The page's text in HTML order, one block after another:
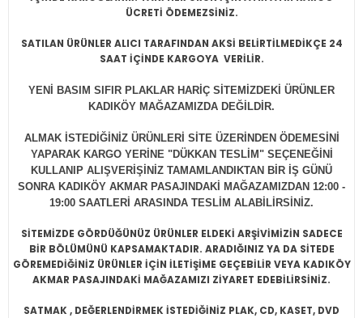
ÜCRETİ ÖDEMEZSİNİZ.
SATILAN ÜRÜNLER ALICI TARAFINDAN AKSİ BELİRTİLMEDİKÇE 24
SAAT İÇİNDE KARGOYA VERİLİR.
YENİ BASIM SIFIR PLAKLAR HARİÇ SİTEMİZDEKİ ÜRÜNLER
KADIKÖY MAĞAZAMIZDA DEĞİLDİR.
ALMAK İSTEDİĞİNİZ ÜRÜNLERİ SİTE ÜZERİNDEN ÖDEMESİNİ
YAPARAK KARGO YERİNE "DÜKKAN TESLİM" SEÇENEĞİNİ
KULLANIP ALIŞVERİŞİNİZ TAMAMLANDIKTAN BİR İŞ GÜNÜ
SONRA KADIKÖY AKMAR PASAJINDAKİ MAĞAZAMIZDAN 12:00 -
19:00 SAATLERİ ARASINDA TESLİM ALABİLİRSİNİZ.
SİTEMİZDE GÖRDÜĞÜNÜZ ÜRÜNLER ELDEKİ ARŞİVİMİZİN SADECE
BİR BÖLÜMÜNÜ KAPSAMAKTADIR. ARADIĞINIZ YA DA SİTEDE
GÖREMEDİĞİNİZ ÜRÜNLER İÇİN İLETİŞİME GEÇEBİLİR VEYA KADIKÖY
AKMAR PASAJINDAKİ MAĞAZAMIZI ZİYARET EDEBİLİRSİNİZ.
SATMAK , DEĞERLENDİRMEK İSTEDİĞİNİZ PLAK, CD, KASET, DVD